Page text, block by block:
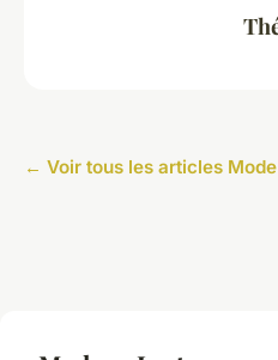
← Voir tous les articles Mode